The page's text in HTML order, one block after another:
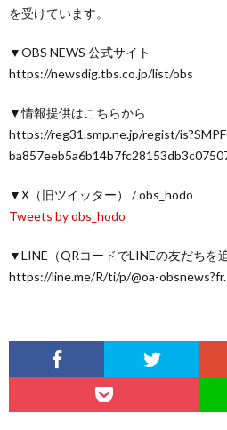
を受けています。
▼OBS NEWS 公式サイト
https://newsdig.tbs.co.jp/list/obs
▼情報提供はこちらから
https://reg31.smp.ne.jp/regist/
▼X（旧ツイッター） / obs_hodo
Tweets by obs_hodo
▼LINE（QRコードでLINEの友だちを追
https://line.me/R/ti/p/@oa-obsnews?fr.